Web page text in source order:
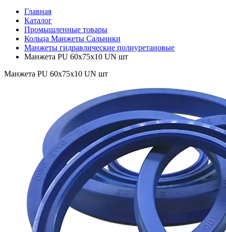
Главная
Каталог
Промышленные товары
Кольца Манжеты Сальники
Манжеты гидравлические полиуретановые
Манжета PU 60х75х10 UN шт
Манжета PU 60х75х10 UN шт